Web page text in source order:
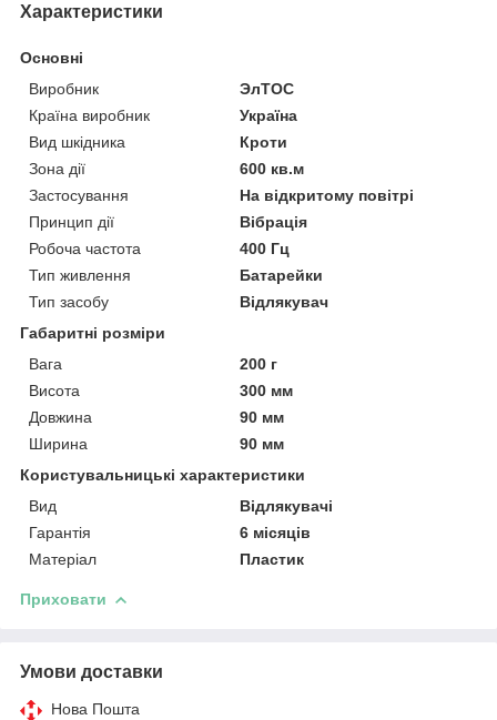
Характеристики
Основні
Виробник
ЭлТОС
Країна виробник
Україна
Вид шкідника
Кроти
Зона дії
600 кв.м
Застосування
На відкритому повітрі
Принцип дії
Вібрація
Робоча частота
400 Гц
Тип живлення
Батарейки
Тип засобу
Відлякувач
Габаритні розміри
Вага
200 г
Висота
300 мм
Довжина
90 мм
Ширина
90 мм
Користувальницькі характеристики
Вид
Відлякувачі
Гарантія
6 місяців
Матеріал
Пластик
Приховати
Умови доставки
Нова Пошта